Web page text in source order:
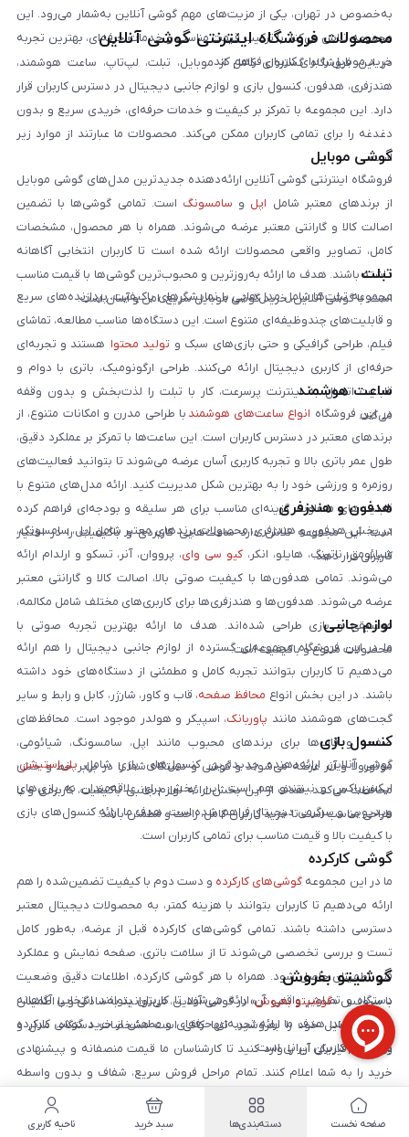
به‌خصوص در تهران، یکی از مزیت‌های مهم گوشی آنلاین به‌شمار می‌رود. این
مجموعه تلاش می‌کند با ترکیب قیمت مناسب و خدمات حرفه‌ای، بهترین تجربه
خرید موبایل را برای کاربران فراهم کند.
محصولات فروشگاه اینترنتی گوشی آنلاین
در این فروشگاه گستره‌ای کامل از موبایل، تبلت، لپ‌تاپ، ساعت هوشمند،
هندزفری، هدفون، کنسول بازی و لوازم جانبی دیجیتال در دسترس کاربران قرار
دارد. این مجموعه با تمرکز بر کیفیت و خدمات حرفه‌ای، خریدی سریع و بدون
دغدغه را برای تمامی کاربران ممکن می‌کند. محصولات ما عبارتند از موارد زیر
است:
گوشی موبایل
فروشگاه اینترنتی گوشی آنلاین ارائه‌دهنده جدیدترین مدل‌های گوشی موبایل
از برندهای معتبر شامل اپل و سامسونگ است. تمامی گوشی‌ها با تضمین
اصالت کالا و گارانتی معتبر عرضه می‌شوند. همراه با هر محصول، مشخصات
کامل، تصاویر واقعی محصولات ارائه شده است تا کاربران انتخابی آگاهانه
داشته باشند. هدف ما ارائه به‌روزترین و محبوب‌ترین گوشی‌ها با قیمت مناسب
است. با گوشی آنلاین، خرید گوشی موبایل سریع، امن و آسان است.
تبلت
مجموعه تبلت‌ها شامل مدل‌هایی با نمایشگرهای باکیفیت، پردازنده‌های سریع
و قابلیت‌های چندوظیفه‌ای متنوع است. این دستگاه‌ها مناسب مطالعه، تماشای
فیلم، طراحی گرافیکی و حتی بازی‌های سبک و تولید محتوا هستند و تجربه‌ای
حرفه‌ای از کاربری دیجیتال ارائه می‌کنند. طراحی ارگونومیک، باتری با دوام و
قابلیت اتصال به اینترنت پرسرعت، کار با تبلت را لذت‌بخش و بدون وقفه
می‌کند.
ساعت هوشمند
در این فروشگاه انواع ساعت‌های هوشمند با طراحی مدرن و امکانات متنوع، از
برندهای معتبر در دسترس کاربران است. این ساعت‌ها با تمرکز بر عملکرد دقیق،
طول عمر باتری بالا و تجربه کاربری آسان عرضه می‌شوند تا بتوانید فعالیت‌های
روزمره و ورزشی خود را به بهترین شکل مدیریت کنید. ارائه مدل‌های متنوع با
قابلیت‌های متفاوت، گزینه‌ای مناسب برای هر سلیقه و بودجه‌ای فراهم کرده
است. این مجموعه تلاش دارد ساعت‌هایی کاربردی و باکیفیت را در اختیار
کاربران قرار دهد.
هدفون و هندزفری
در بخش هدفون و هندزفری، محصولات برندهای معتبر شامل اپل، سامسونگ،
شیائومی، ناتینگ، هایلو، انکر، کیو سی وای، پرووان، آنر، تسکو و ارلدام ارائه
می‌شوند. تمامی هدفون‌ها با کیفیت صوتی بالا، اصالت کالا و گارانتی معتبر
عرضه می‌شوند. هدفون‌ها و هندزفری‌ها برای کاربری‌های مختلف شامل مکالمه،
موسیقی و بازی طراحی شده‌اند. هدف ما ارائه بهترین تجربه صوتی با
محصولات متنوع و باکیفیت است.
لوازم جانبی
ما در این فروشگاه مجموعه‌ای گسترده از لوازم جانبی دیجیتال را هم ارائه
می‌دهیم تا کاربران بتوانند تجربه کامل و مطمئنی از دستگاه‌های خود داشته
باشند. در این بخش انواع محافظ صفحه، قاب و کاور، شارژر، کابل و رابط و سایر
گجت‌های هوشمند مانند پاوربانک، اسپیکر و هولدر موجود است. محافظ‌های
صفحه و قاب‌ها برای برندهای محبوب مانند اپل، سامسونگ، شیائومی،
موتورولا و آنر عرضه می‌شوند و گوشی و دستگاه شما را در برابر خط و خش
محافظت می‌کنند. هدف از این بخش ارائه لوازم جانبی باکیفیت، کاربردی و با
طراحی مناسب است تا خرید کاربران کامل، راحت و مطمئن باشد.
کنسول بازی
گوشی آنلاین ارائه‌دهنده جدیدترین کنسول‌های بازی شامل پلی‌استیشن،
ایکس‌باکس و نینتندو هم است. این بخش برای علاقه‌مندان به بازی‌های
ویدیویی و سرگرمی دیجیتال فراهم شده است. هدف ما ارائه کنسول‌های بازی
با کیفیت بالا و قیمت مناسب برای تمامی کاربران است.
گوشی کارکرده
ما در این مجموعه گوشی‌های کارکرده و دست دوم با کیفیت تضمین‌شده را هم
ارائه می‌دهیم تا کاربران بتوانند با هزینه کمتر، به محصولات دیجیتال معتبر
دسترسی داشته باشند. تمامی گوشی‌های کارکرده قبل از عرضه، به‌طور کامل
تست و بررسی تخصصی می‌شوند تا از سلامت باتری، صفحه نمایش و عملکرد
فنی اطمینان حاصل شود. همراه با هر گوشی کارکرده، اطلاعات دقیق وضعیت
دستگاه و تصاویر واقعی آن ارائه می‌شود تا کاربران بتوانند انتخابی آگاهانه
داشته باشند. هدف ما ارائه تجربه‌ای حرفه‌ای و مطمئن از خرید گوشی کارکرده
برای تمام کاربران ایرانی است.
گوشیتو بفروش
با سرویس «گوشیتو بفروش» در گوشی آنلاین، می‌توانید به‌سادگی و با اطمینان
گوشی موبایل خود را بفروشید. تنها کافی است مشخصات دستگاه، مدل و
وضعیت فیزیکی آن را وارد کنید تا کارشناسان ما قیمت منصفانه و پیشنهادی
خرید را به شما اعلام کنند. تمام مراحل فروش سریع، شفاف و بدون واسطه
انجام می‌شود و پرداخت وجه در کوتاه‌ترین زمان ممکن انجام خواهد شد. این
سرویس شامل گوشی‌های کارکرده، دست دوم و حتی گوشی‌های با سلامت کامل
خرید سازمان
گوشی آنلاین خدمات خرید سازمانی
برای شرکت‌ها، مؤسسات و سازمان‌ها را نیز
صفحه نخست دسته‌بندی‌ها سبد خرید ناحیه کاربری